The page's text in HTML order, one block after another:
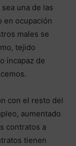
una de las
en ocupación
males se
tejido
incapaz de
con el resto del
aumentado
contratos a
tienen